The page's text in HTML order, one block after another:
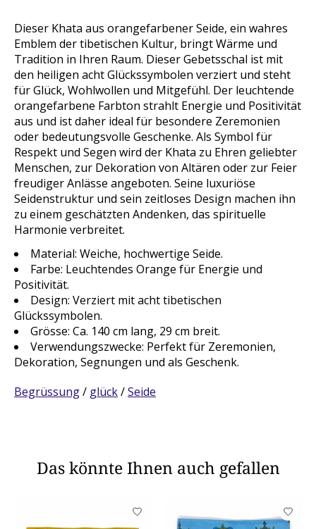
Dieser Khata aus orangefarbener Seide, ein wahres
Emblem der tibetischen Kultur, bringt Wärme und
Tradition in Ihren Raum. Dieser Gebetsschal ist mit
den heiligen acht Glückssymbolen verziert und steht
für Glück, Wohlwollen und Mitgefühl. Der leuchtende
orangefarbene Farbton strahlt Energie und Positivität
aus und ist daher ideal für besondere Zeremonien
oder bedeutungsvolle Geschenke. Als Symbol für
Respekt und Segen wird der Khata zu Ehren geliebter
Menschen, zur Dekoration von Altären oder zur Feier
freudiger Anlässe angeboten. Seine luxuriöse
Seidenstruktur und sein zeitloses Design machen ihn
zu einem geschätzten Andenken, das spirituelle
Harmonie verbreitet.
Material: Weiche, hochwertige Seide.
Farbe: Leuchtendes Orange für Energie und
Positivität.
Design: Verziert mit acht tibetischen
Glückssymbolen.
Grösse: Ca. 140 cm lang, 29 cm breit.
Verwendungszwecke: Perfekt für Zeremonien,
Dekoration, Segnungen und als Geschenk.
Begrüssung/ glück/Seide
Das könnte Ihnen auch gefallen
Produkt-Karussell-Artikel